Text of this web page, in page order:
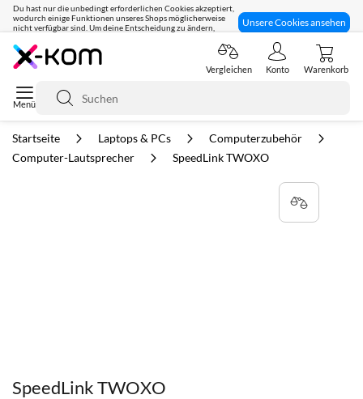
Du hast nur die unbedingt erforderlichen Cookies akzeptiert,
wodurch einige Funktionen unseres Shops möglicherweise
nicht verfügbar sind. Um deine Entscheidung zu ändern,
Unsere Cookies ansehen
Seit 8 Jahren für dich da!
Suche
Vergleichen Konto Warenkorb
Startseite Laptops & PCs
Computerzubehör
Computer-Lautsprecher
SpeedLink TWOXO
SpeedLink TWOXO
Zum